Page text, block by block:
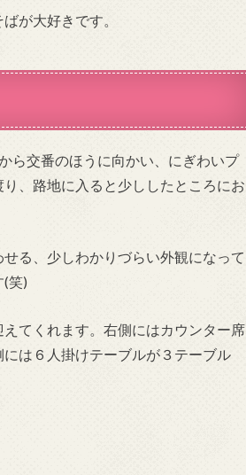
が大好きです。
ら交番のほうに向かい、にぎわいプ
、路地に入ると少ししたところにお
る、少しわかりづらい外観になって
(笑)
てくれます。右側にはカウンター席
は６人掛けテーブルが３テーブル